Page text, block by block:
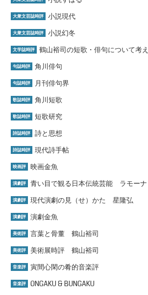
大衆文芸誌時評 小説現代
大衆文芸誌時評 小説幻冬
文学誌時評 鶴山裕司の短歌・俳句について考
句誌時評 角川俳句
句誌時評 月刊俳句界
歌誌時評 角川短歌
歌誌時評 短歌研究
詩誌時評 詩と思想
詩誌時評 現代詩手帖
映画評 映画金魚
演劇評 青い目で観る日本伝統芸能 ラモーナ
演劇評 現代演劇の見（せ）かた 星隆弘
演劇評 演劇金魚
美術評 言葉と骨董 鶴山裕司
美術評 美術展時評 鶴山裕司
音楽評 寅間心閑の肴的音楽評
音楽評 ONGAKU & BUNGAKU